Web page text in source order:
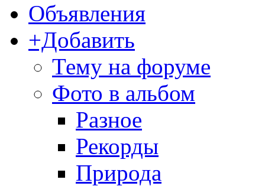
Объявления
+Добавить
Тему на форуме
Фото в альбом
Разное
Рекорды
Природа